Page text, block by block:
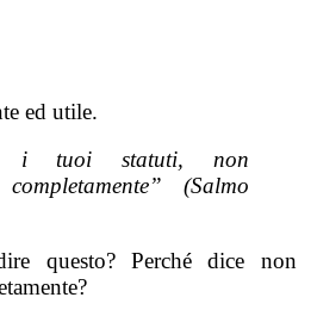
ed utile.
i tuoi statuti, non
(Salmo
questo? Perché dice non